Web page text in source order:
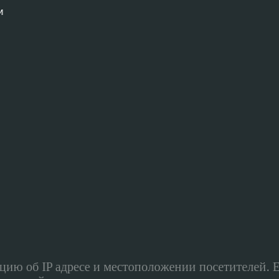
об IP адресе и местоположении посетителей.